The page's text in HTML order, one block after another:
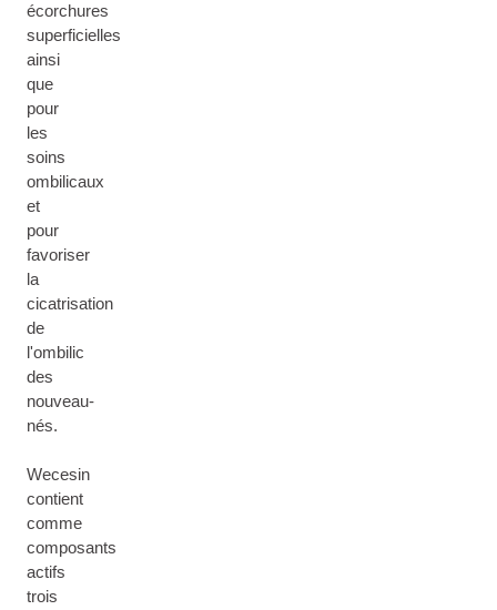
écorchures
superficielles
ainsi
que
pour
les
soins
ombilicaux
et
pour
favoriser
la
cicatrisation
de
l'ombilic
des
nouveau-
nés.
Wecesin
contient
comme
composants
actifs
trois